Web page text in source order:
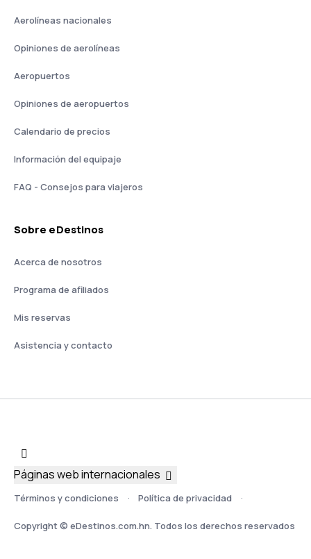
Aerolíneas nacionales
Opiniones de aerolíneas
Aeropuertos
Opiniones de aeropuertos
Calendario de precios
Información del equipaje
FAQ - Consejos para viajeros
Sobre eDestinos
Acerca de nosotros
Programa de afiliados
Mis reservas
Asistencia y contacto
Términos y condiciones Política de privacidad
Copyright © eDestinos.com.hn. Todos los derechos reservados
Páginas web internacionales